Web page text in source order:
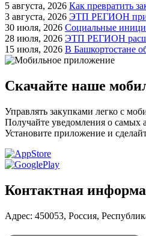
5 августа, 2026 Как превратить
3 августа, 2026 ЭТП РЕГИОН
30 июля, 2026 Социальные
28 июля, 2026 ЭТП РЕГИОН
15 июля, 2026 В Башкортостане
Скачайте наше
Управлять закупками легко с
Получайте уведомления о самых
Установите приложение и
Контактная
Адрес: 450053, Россия,